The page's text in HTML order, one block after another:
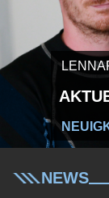
LENNART
KONTAKT
NEWS